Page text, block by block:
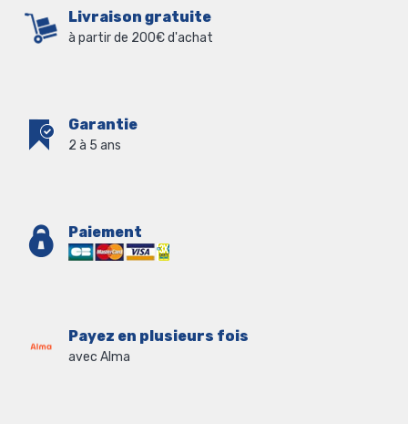
Livraison gratuite
à partir de 200€ d'achat
Garantie
2 à 5 ans
Paiement
Payez en plusieurs fois
avec Alma